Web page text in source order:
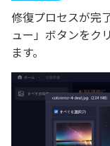
修復プロセスが完
ュー」ボタンをク
ます。